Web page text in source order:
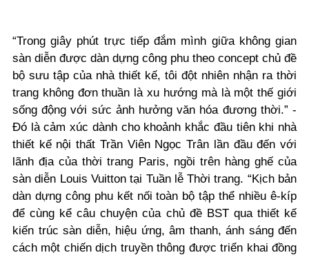
“Trong giây phút trực tiếp đắm mình giữa không gian
sàn diễn được dàn dựng công phu theo concept chủ đề
bộ sưu tập của nhà thiết kế, tôi đột nhiên nhận ra thời
trang không đơn thuần là xu hướng mà là một thế giới
sống động với sức ảnh hưởng văn hóa đương thời.” -
Đó là cảm xúc dành cho khoảnh khắc đầu tiên khi nhà
thiết kế nội thất Trần Viên Ngọc Trân lần đầu đến với
lãnh địa của thời trang Paris, ngồi trên hàng ghế của
sàn diễn Louis Vuitton tại Tuần lễ Thời trang. “Kịch bản
dàn dựng công phu kết nối toàn bộ tập thể nhiều ê-kíp
để cùng kể câu chuyện của chủ đề BST qua thiết kế
kiến trúc sàn diễn, hiệu ứng, âm thanh, ánh sáng đến
cách một chiến dịch truyền thông được triển khai đồng